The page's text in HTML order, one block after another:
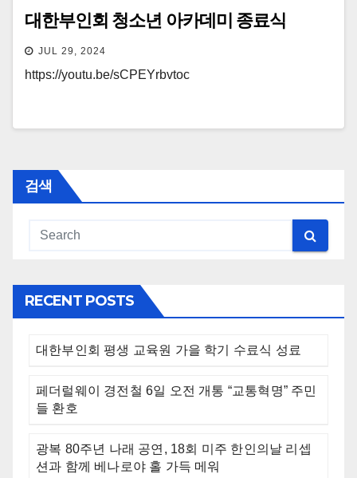
대한부인회 청소년 아카데미 종료식
JUL 29, 2024
https://youtu.be/sCPEYrbvtoc
검색
RECENT POSTS
대한부인회 평생 교육원 가을 학기 수료식 성료
페더럴웨이 경전철 6일 오전 개통 “교통혁명” 주민
들 환호
광복 80주년 나래 공연, 18회 미주 한인의날 리셉
션과 함께 베나로야 홀 가득 메워